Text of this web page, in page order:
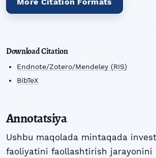
Download Citation
Endnote/Zotero/Mendeley (RIS)
BibTeX
Annotatsiya
Ushbu maqolada mintaqada
faoliyatini faollashtirish jarayonini